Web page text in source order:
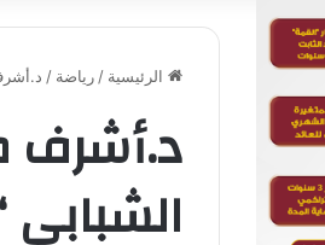
الرئيسية / رياضة /
د.أشرف